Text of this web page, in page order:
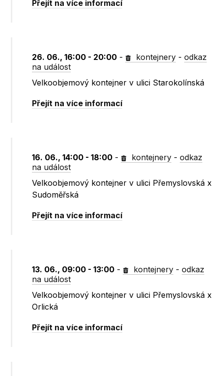
Přejít na více informací
26. 06., 16:00 - 20:00 - kontejnery -odkaz
na událost
Velkoobjemový kontejner v ulici Starokolínská
Přejít na více informací
16. 06., 14:00 - 18:00 - kontejnery -odkaz
na událost
Velkoobjemový kontejner v ulici Přemyslovská x
Sudoměřská
Přejít na více informací
13. 06., 09:00 - 13:00 - kontejnery -odkaz
na událost
Velkoobjemový kontejner v ulici Přemyslovská x
Orlická
Přejít na více informací